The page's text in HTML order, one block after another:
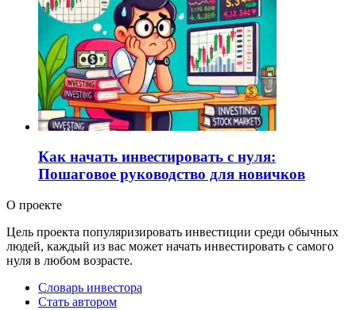
Как начать инвестировать с нуля:
Пошаговое руководство для новичков
О проекте
Цель проекта популяризировать инвестиции среди обычных
людей, каждый из вас может начать инвестировать с самого
нуля в любом возрасте.
Словарь инвестора
Стать автором